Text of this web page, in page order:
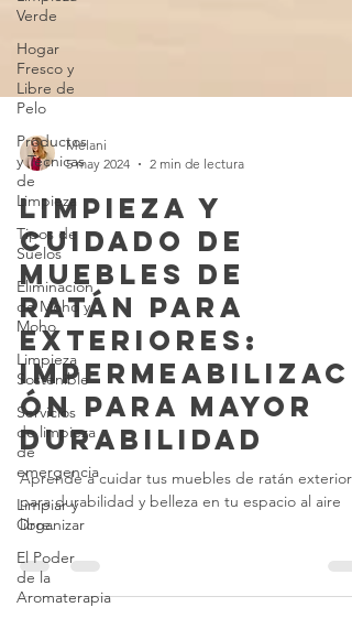
Verde
Hogar
Fresco y
Libre de
Pelo
Productos
y Técnicas
de
Limpieza
Tipos de
Suelos
Eliminación
de Moho y
Moho
Limpieza
Sostenible
Servicios
de limpieza
de
emergencia
Limpiar y
Organizar
El Poder
de la
Aromaterapia
5 may 2024
2 min de lectura
Limpieza y
Cuidado de
Muebles de
Ratán para
Exteriores:
Impermeabilizaci
ón para Mayor
Durabilidad
Aprende a cuidar tus muebles de ratán
para durabilidad y belleza en tu espacio al aire
libre.